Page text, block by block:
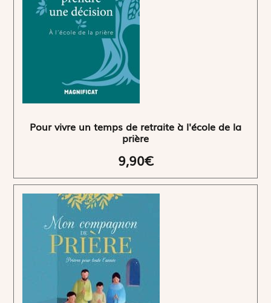
Pour vivre un temps de retraite à l'école de la
prière
9,90€